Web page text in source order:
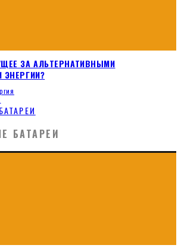
ЗА АЛЬТЕРНАТИВНЫМИ
ЭНЕРГИИ?
БАТАРЕИ